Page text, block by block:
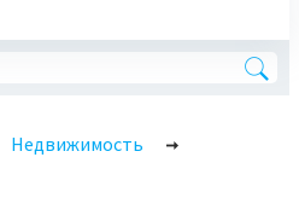
Недвижимость